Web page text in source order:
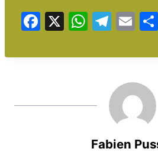
F
c
X
W
at
p
T
e
gr
a
m
E
ai
l
Fabien